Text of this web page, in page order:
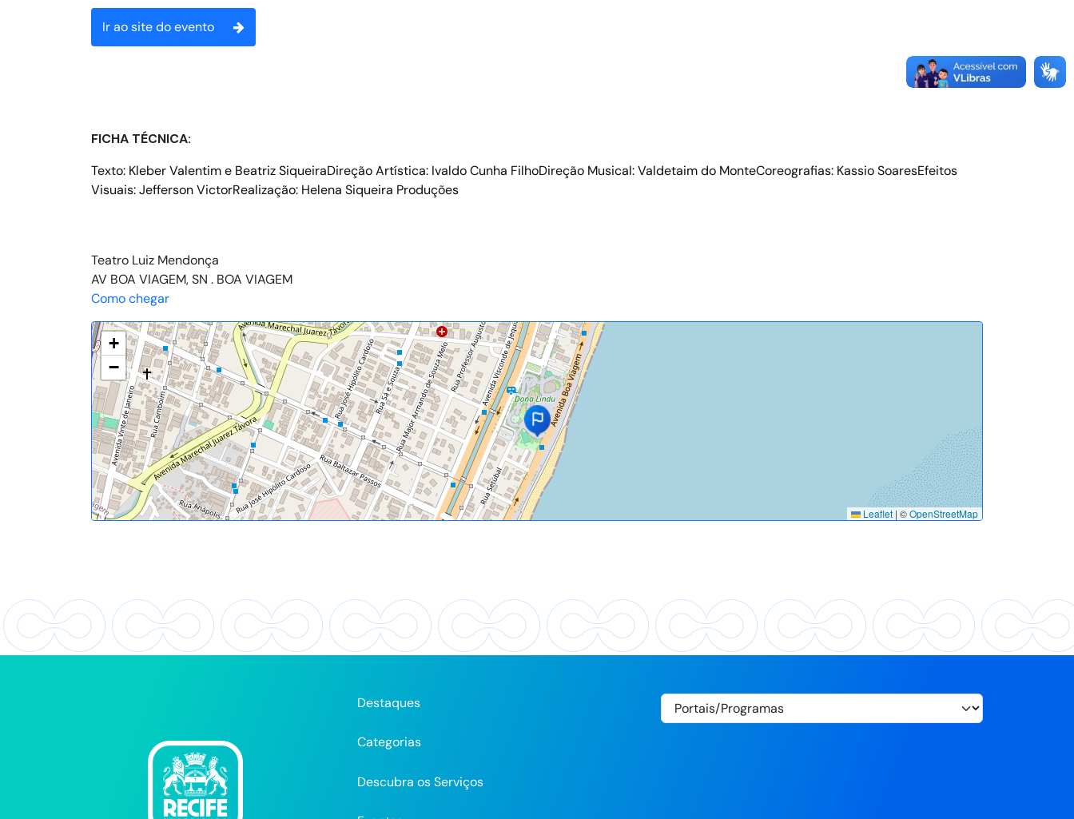
Ir ao site do evento
FICHA TÉCNICA:
Texto: Kleber Valentim e Beatriz SiqueiraDireção Artística: Ivaldo Cunha FilhoDireção Musical: Valdetaim do MonteCoreografias: Kassio SoaresEfeitos
Visuais: Jefferson VictorRealização: Helena Siqueira Produções
Teatro Luiz Mendonça
AV BOA VIAGEM, SN . BOA VIAGEM
Como chegar
+
−
Leaflet | ©OpenStreetMap
Destaques
Categorias
Descubra os Serviços